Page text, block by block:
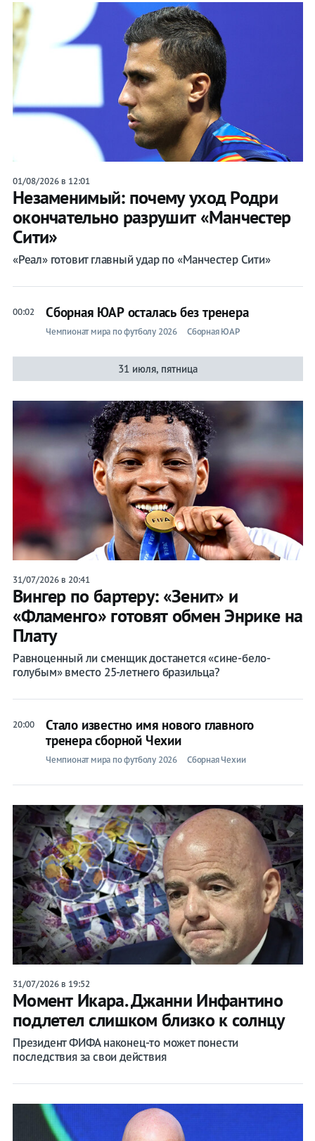
01/08/2026 в 12:01
Незаменимый: почему уход Родри
окончательно разрушит «Манчестер
Сити»
«Реал» готовит главный удар по «Манчестер Сити»
00:02 Сборная ЮАР осталась без тренера
Чемпионат мира по футболу 2026 Сборная ЮАР
31 июля, пятница
31/07/2026 в 20:41
Вингер по бартеру: «Зенит» и
«Фламенго» готовят обмен Энрике на
Плату
Равноценный ли сменщик достанется «сине-бело-
голубым» вместо 25-летнего бразильца?
20:00
Стало известно имя нового главного
тренера сборной Чехии
Чемпионат мира по футболу 2026 Сборная Чехии
31/07/2026 в 19:52
Момент Икара. Джанни Инфантино
подлетел слишком близко к солнцу
Президент ФИФА наконец-то может понести
последствия за свои действия